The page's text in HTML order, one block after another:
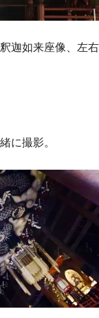
迦如来座像、左
に撮影。